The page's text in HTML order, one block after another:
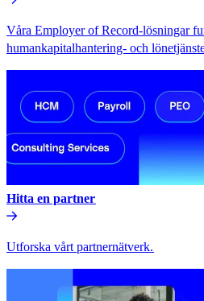
Våra Employer of Record-lösningar
humankapitalhantering- och
Hitta en partner​​
Utforska vårt partnernätverk.​​